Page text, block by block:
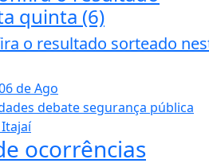
quinta (6)
o resultado sorteado
de Ago
ocorrências